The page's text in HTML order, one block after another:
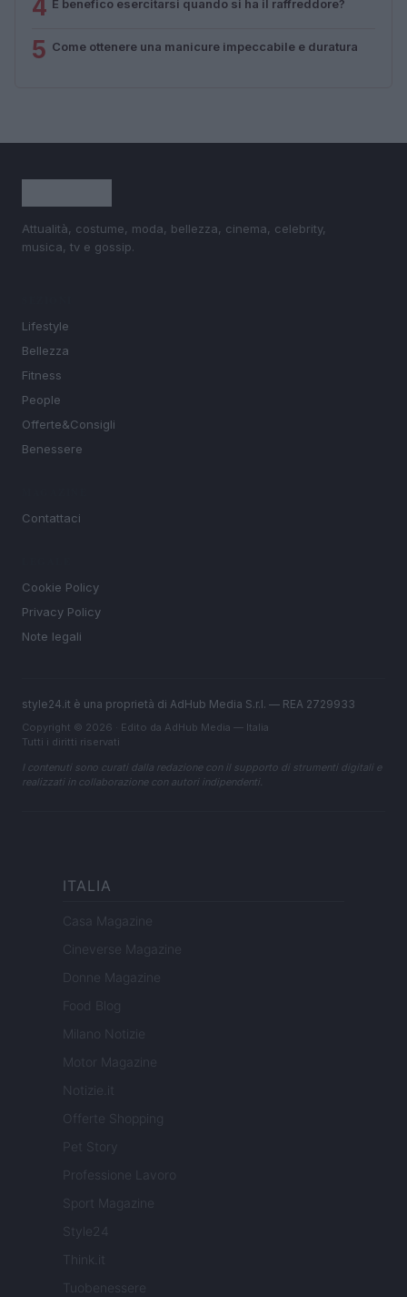
4 È benefico esercitarsi quando si ha il raffreddore?
5 Come ottenere una manicure impeccabile e duratura
Attualità, costume, moda, bellezza, cinema, celebrity,
musica, tv e gossip.
Lifestyle
Bellezza
Fitness
People
Offerte&Consigli
Benessere
Contattaci
Cookie Policy
Privacy Policy
Note legali
style24.it è una proprietà di AdHub Media S.r.l. — REA 2729933
Copyright © 2026 · Edito da AdHub Media — Italia
Tutti i diritti riservati
I contenuti sono curati dalla redazione con il supporto di strumenti digitali e
realizzati in collaborazione con autori indipendenti.
ITALIA
Casa Magazine
Cineverse Magazine
Donne Magazine
Food Blog
Milano Notizie
Motor Magazine
Notizie.it
Offerte Shopping
Pet Story
Professione Lavoro
Sport Magazine
Style24
Think.it
Tuobenessere